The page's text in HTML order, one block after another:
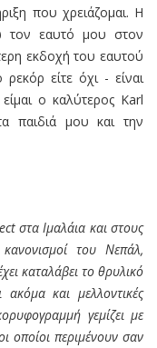
που χρειάζομαι. Η
τον εαυτό μου στον
εκδοχή του εαυτού
είτε όχι - είναι
ο καλύτερος Karl
παιδιά μου και την
στα Ιμαλάια και στους
του Νεπάλ,
καταλάβει το θρυλικό
και μελλοντικές
γεμίζει με
οποίοι περιμένουν σαν